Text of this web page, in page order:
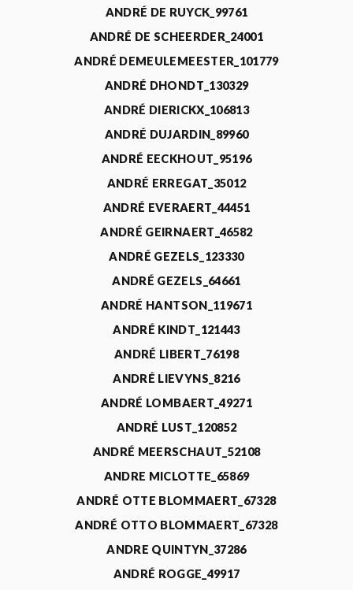
ANDRÉ DE RUYCK_99761
ANDRÉ DE SCHEERDER_24001
ANDRÉ DEMEULEMEESTER_101779
ANDRÉ DHONDT_130329
ANDRÉ DIERICKX_106813
ANDRÉ DUJARDIN_89960
ANDRÉ EECKHOUT_95196
ANDRÉ ERREGAT_35012
ANDRÉ EVERAERT_44451
ANDRÉ GEIRNAERT_46582
ANDRÉ GEZELS_123330
ANDRÉ GEZELS_64661
ANDRÉ HANTSON_119671
ANDRÉ KINDT_121443
ANDRÉ LIBERT_76198
ANDRÉ LIEVYNS_8216
ANDRÉ LOMBAERT_49271
ANDRÉ LUST_120852
ANDRÉ MEERSCHAUT_52108
ANDRE MICLOTTE_65869
ANDRÉ OTTE BLOMMAERT_67328
ANDRÉ OTTO BLOMMAERT_67328
ANDRE QUINTYN_37286
ANDRÉ ROGGE_49917